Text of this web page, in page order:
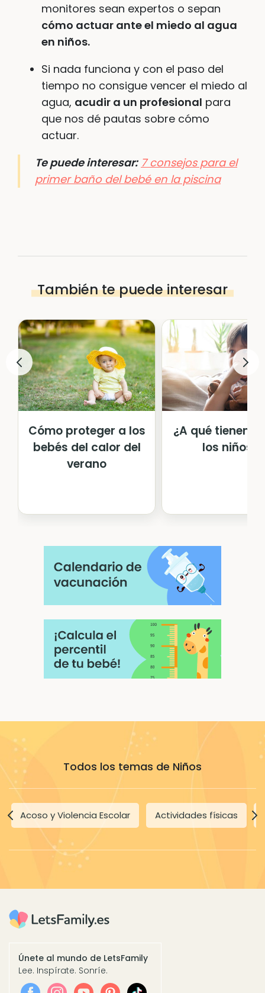
monitores sean expertos o sepan
cómo actuar ante el miedo al agua
en niños.
Si nada funciona y con el paso del
tiempo no consigue vencer el miedo al
agua, acudir a un profesional para
que nos dé pautas sobre cómo
actuar.
Te puede interesar: 7 consejos para el
primer baño del bebé en la piscina
También te puede interesar
Cómo proteger a los
bebés del calor del
verano
¿A qué tienen
los niños?
Todos los temas de Niños
Acoso y Violencia Escolar Actividades físicas
Únete al mundo de LetsFamily
Lee. Inspírate. Sonríe.